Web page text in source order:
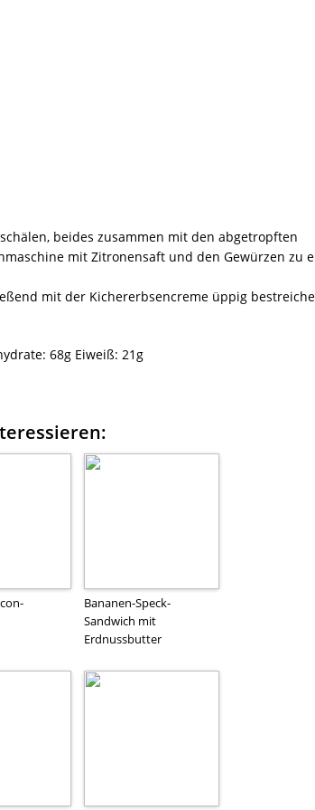
beides zusammen mit den abgetropften
mit Zitronensaft und den Gewürzen zu
mit der Kichererbsencreme üppig
68g Eiweiß: 21g
Bananen-Speck-
Sandwich mit
Erdnussbutter